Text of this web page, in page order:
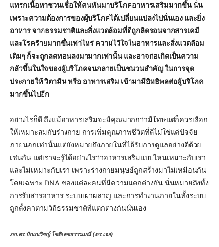
แทรกเนื้อหาชวนเชื่อให้คนหันมาบริโภคอาหารเสริมมากขึ้น นั่น
เพราะความต้องการของผู้บริโภคได้เปลี่ยนแปลงไปนั่นเอง และยิ่ง
อาหาร จากธรรมชาติและสิ่งแวดล้อมที่ดีถูกลิดรอนจากสารเคมี
และโรคร้ายมากขึ้นเท่าไหร่ ความไว้ใจในอาหารและสิ่งแวดล้อม
เดิมๆ ก็จะถูกลดทอนลงมามากเท่านั้น และอาจก่อเกิดเป็นความ
กลัวขึ้นในใจของผู้บริโภคจนกลายเป็นชนวนสำคัญ ในการจุด
ประกายให้ วิตามิน หรือ อาหารเสริม เข้ามามีอิทธิพลต่อผู้บริโภค
มากขึ้นไปอีก
อย่างไรก็ดี ถึงแม้อาหารเสริมจะมีคุณมากกว่ามีโทษแต่ก็ควรเลือก
ให้เหมาะสมกับร่างกาย การเพิ่มคุณภาพชีวิตที่ดีไม่ใช่แค่ปัจจัย
ภายนอกเท่านั้นแต่ยังหมายถึงภายในที่ได้รับการดูแลอย่างดีด้วย
เช่นกัน แต่เราจะรู้ได้อย่างไรว่าอาหารเสริมแบบไหนเหมาะกับเรา
และไม่เหมาะกับเรา เพราะร่างกายมนุษย์ถูกสร้างมาไม่เหมือนกัน
โดยเฉพาะ DNA ของแต่ละคนที่มีความแตกต่างกัน นั่นหมายถึงทั้ง
การรับสารอาหาร ระบบเผาผลาญ และการทำงานภายในทั้งระบบ
ถูกตั้งค่าตามวิถีธรรมชาติที่แตกต่างกันนั่นเอง
ภก.ดร.ปัณณวิชญ์ โชติเตชธรรมมณี (ดร.เจล)